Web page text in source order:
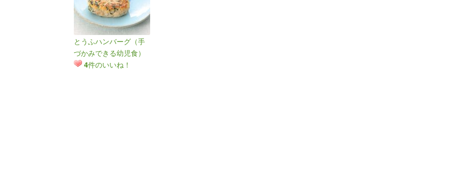
とうふハンバーグ（手
づかみできる幼児食）
4件のいいね！